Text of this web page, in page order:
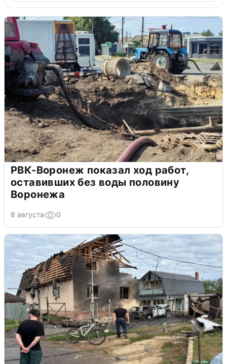
РВК-Воронеж показал ход работ,
оставивших без воды половину
Воронежа
8 августа 0